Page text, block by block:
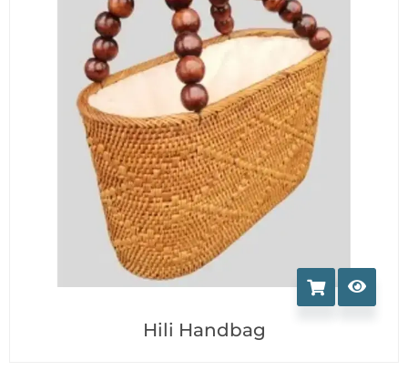
Hili Handbag